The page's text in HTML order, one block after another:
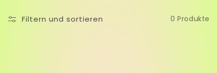
e Filtern und sortieren 0 Produkte